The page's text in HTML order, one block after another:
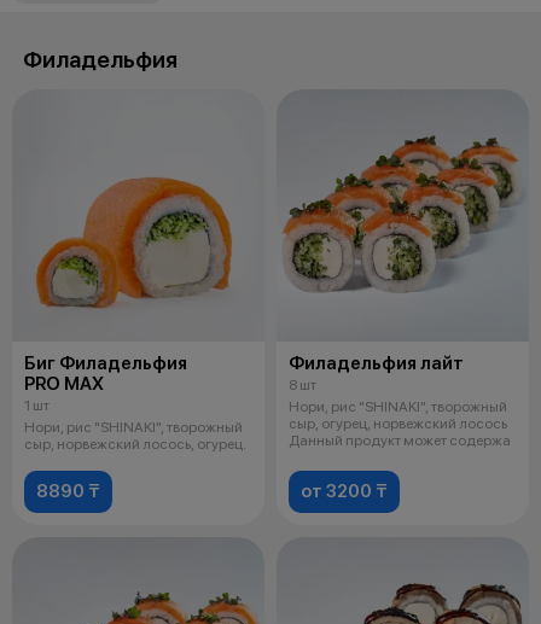
Филадельфия
Биг Филадельфия
PRO MAX
1 шт
Нори, рис "SHINAKI", творожный
сыр, норвежский лосось, огурец.
8890 ₸
Филадельфия лайт
8 шт
Нори, рис "SHINAKI", творожный
сыр, огурец, норвежский лосось
Данный продукт может содержа
от 3200 ₸